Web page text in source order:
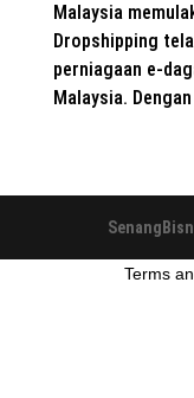
Malaysia
Dropshipping
perniagaan e-
Malaysia.
Terms